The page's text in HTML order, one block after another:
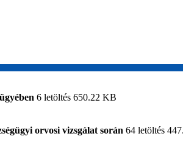
6 letöltés 650.22 KB
orvosi vizsgálat során 64 letöltés